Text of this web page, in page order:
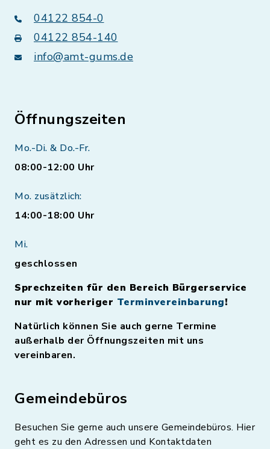
04122 854-0
04122 854-140
info@amt-gums.de
Öffnungszeiten
Mo.-Di. & Do.-Fr.
08:00-12:00 Uhr
Mo. zusätzlich:
14:00-18:00 Uhr
Mi.
geschlossen
Sprechzeiten für den Bereich Bürgerservice
nur mit vorheriger Terminvereinbarung!
Natürlich können Sie auch gerne Termine
außerhalb der Öffnungszeiten mit uns
vereinbaren.
Gemeindebüros
Besuchen Sie gerne auch unsere Gemeindebüros. Hier
geht es zu den Adressen und Kontaktdaten